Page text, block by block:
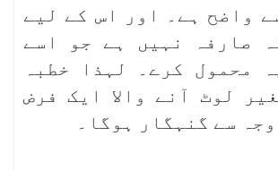
واضح ہے۔ اور اس کے لیے
صارفہ نہیں ہے جو اسے
محمول کرے۔ لہذا خطبہ
لوٹ آنے والا ایک فرض
سے گنہگار ہوگا۔